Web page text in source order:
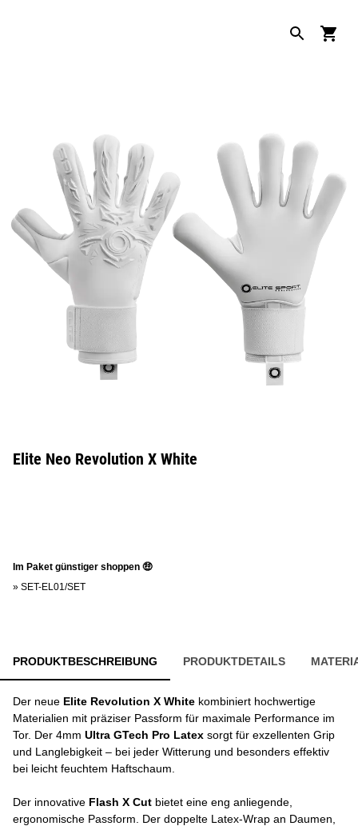
Elite Neo Revolution X White
Im Paket günstiger shoppen 🤑
» SET-EL01/SET
PRODUKTBESCHREIBUNG PRODUKTDETAILS
Der neue Elite Revolution X White kombiniert hochwertige
Materialien mit präziser Passform für maximale Performance im
Tor. Der 4mm Ultra GTech Pro Latex sorgt für exzellenten Grip
und Langlebigkeit – bei jeder Witterung und besonders effektiv
bei leicht feuchtem Haftschaum.
Der innovative Flash X Cut bietet eine eng anliegende,
ergonomische Passform. Der doppelte Latex-Wrap an Daumen,